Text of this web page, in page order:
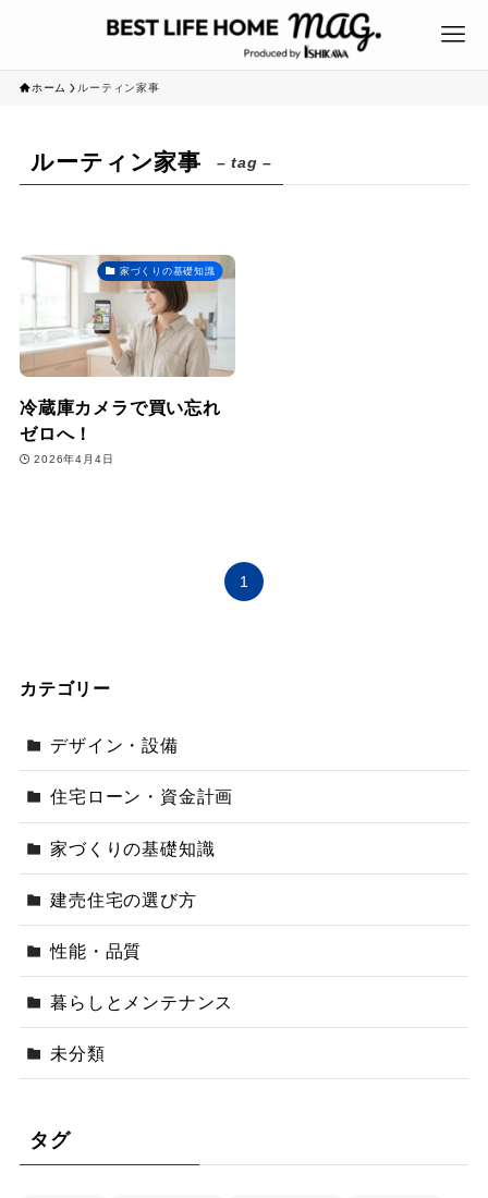
ホーム ルーティン家事
ルーティン家事 – tag –
家づくりの基礎知識
冷蔵庫カメラで買い忘れ
ゼロへ！
2026年4月4日
1
カテゴリー
デザイン・設備
住宅ローン・資金計画
家づくりの基礎知識
建売住宅の選び方
性能・品質
暮らしとメンテナンス
未分類
タグ